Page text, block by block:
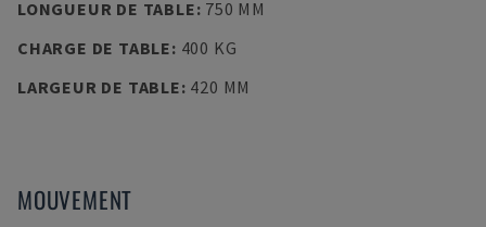
LONGUEUR DE TABLE: 750 MM
CHARGE DE TABLE: 400 KG
LARGEUR DE TABLE: 420 MM
MOUVEMENT